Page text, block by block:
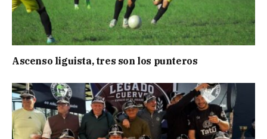
Ascenso liguista, tres son los punteros